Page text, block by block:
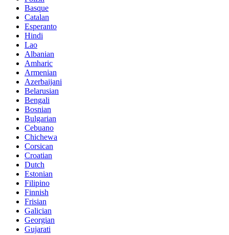
Basque
Catalan
Esperanto
Hindi
Lao
Albanian
Amharic
Armenian
Azerbaijani
Belarusian
Bengali
Bosnian
Bulgarian
Cebuano
Chichewa
Corsican
Croatian
Dutch
Estonian
Filipino
Finnish
Frisian
Galician
Georgian
Gujarati